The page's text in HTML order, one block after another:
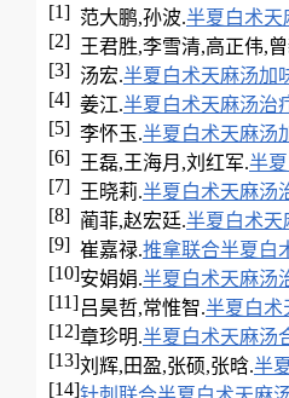
[1] 范大鹏,孙波.半夏白术天
[2] 王君胜,李雪清,高正伟,
[3] 汤宏.半夏白术天麻汤加
[4] 姜江.半夏白术天麻汤治
[5] 李怀玉.半夏白术天麻汤
[6] 王磊,王海月,刘红军.半
[7] 王晓莉.半夏白术天麻汤
[8] 蔺菲,赵宏廷.半夏白术天
[9] 崔嘉禄.推拿联合半夏白
[10]安娟娟.半夏白术天麻汤
[11]吕昊哲,常惟智.半夏白术
[12]章珍明.半夏白术天麻汤
[13]刘辉,田盈,张硕,张晗.半
[14]